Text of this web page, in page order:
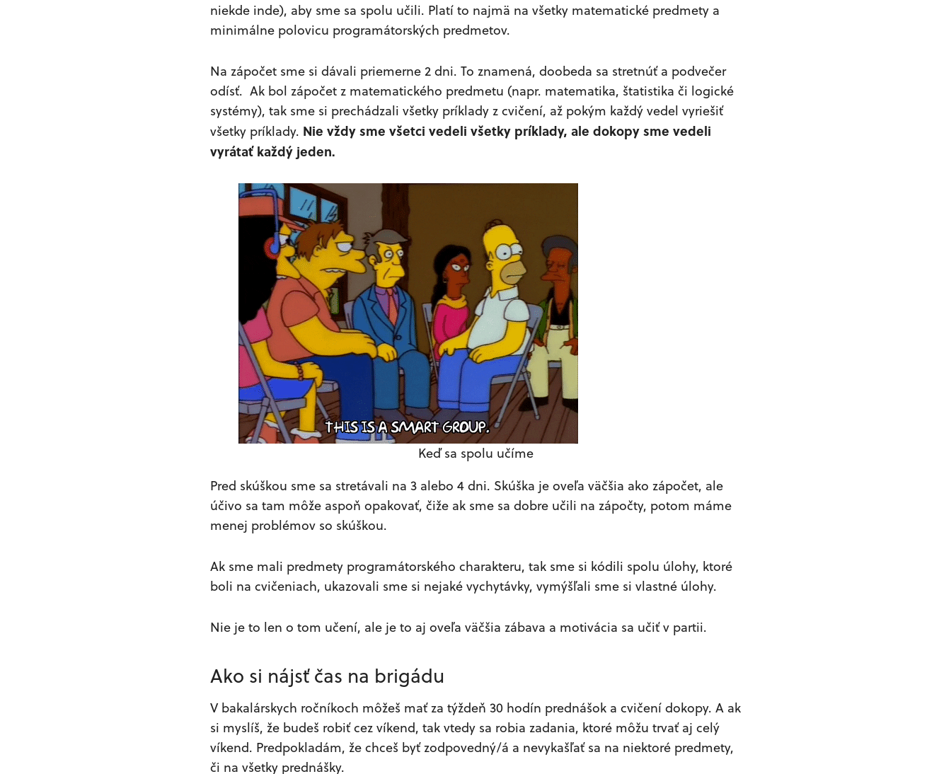
niekde inde), aby sme sa spolu učili. Platí to najmä na všetky matematické predmety a
minimálne polovicu programátorských predmetov.
Na zápočet sme si dávali priemerne 2 dni. To znamená, doobeda sa stretnúť a podvečer
odísť. Ak bol zápočet z matematického predmetu (napr. matematika, štatistika či logické
systémy), tak sme si prechádzali všetky príklady z cvičení, až pokým každý vedel vyriešiť
všetky príklady. Nie vždy sme všetci vedeli všetky príklady, ale dokopy sme vedeli
vyrátať každý jeden.
Keď sa spolu učíme
Pred skúškou sme sa stretávali na 3 alebo 4 dni. Skúška je oveľa väčšia ako zápočet, ale
účivo sa tam môže aspoň opakovať, čiže ak sme sa dobre učili na zápočty, potom máme
menej problémov so skúškou.
Ak sme mali predmety programátorského charakteru, tak sme si kódili spolu úlohy, ktoré
boli na cvičeniach, ukazovali sme si nejaké vychytávky, vymýšľali sme si vlastné úlohy.
Nie je to len o tom učení, ale je to aj oveľa väčšia zábava a motivácia sa učiť v partii.
Ako si nájsť čas na brigádu
V bakalárskych ročníkoch môžeš mať za týždeň 30 hodín prednášok a cvičení dokopy. A ak
si myslíš, že budeš robiť cez víkend, tak vtedy sa robia zadania, ktoré môžu trvať aj celý
víkend. Predpokladám, že chceš byť zodpovedný/á a nevykašľať sa na niektoré predmety,
či na všetky prednášky.